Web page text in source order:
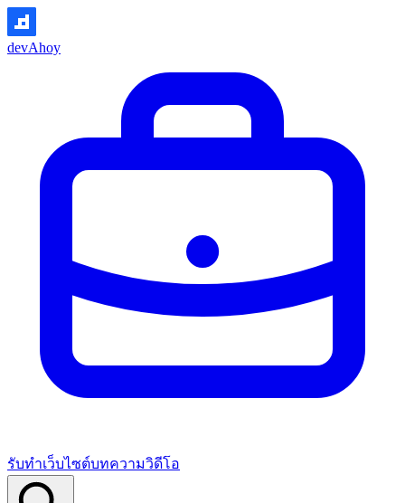
devAhoy
รับทำเว็บไซต์บทความวิดีโอ